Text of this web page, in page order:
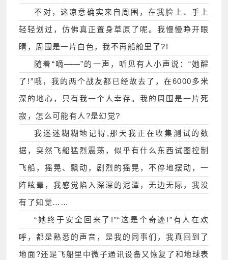
不对，这凉意确实来自周围，在我脸上、手上
轻轻划过，仿佛真正置身草原了呢。我慢慢睁开眼
睛，周围是一片白色，我不再船舱里了?!
随着“嘀——”的一声，听见有人小声说：“她醒
了!”哦，我的两个战友都已经故去了，在6000多米
深的地心，只有我一个人幸存。我的周围是一片死
寂，怎么可能有人?是幻觉?
我迷迷糊糊地记得,那天我正在收集测试的数
据，突然飞船猛烈震荡，似乎有什么东西试图控制
飞船，摇晃、飘动，剧烈的摇晃，不停地摆动，一
阵眩晕，我感觉陷入深深的泥潭，无边无际，我没
有了知觉……
“她终于安全回来了!”“这是个奇迹!”有人在欢
呼，都是熟悉的声音，是我的同事们，我真回到了
地面?还是飞船里中微子通讯设备又恢复了和地球表